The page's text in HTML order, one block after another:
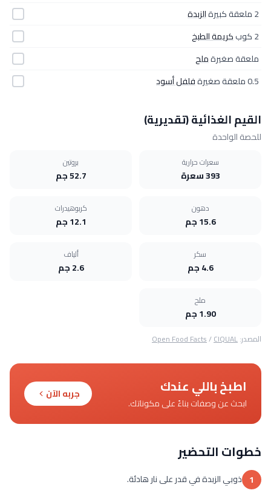
2 ملعقة كبيرة
الزبدة
2 كوب
كريمة الطبخ
ملعقة صغيرةملح
0.5 ملعقة صغيرة
فلفل أسود
القيم الغذائية (تقديرية)
للحصة الواحدة
سعرات حرارية
393 سعرة
بروتين
52.7 جم
دهون
15.6 جم
كربوهيدرات
12.1 جم
سكر
4.6 جم
ألياف
2.6 جم
ملح
1.90 جم
المصدر: Open Food Facts/CIQUAL
اطبخ باللي عندك
ابحث عن وصفات بناءً على مكوناتك.
جربه الآن
خطوات التحضير
1 ذوبي الزبدة في قدر على نار هادئة.